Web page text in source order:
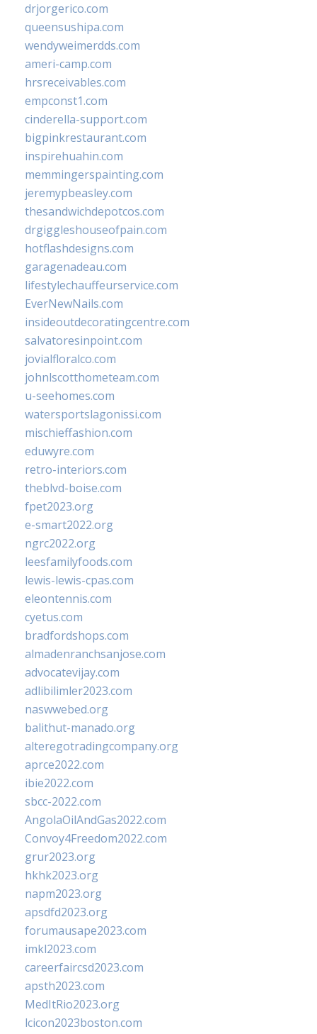
drjorgerico.com
queensushipa.com
wendyweimerdds.com
ameri-camp.com
hrsreceivables.com
empconst1.com
cinderella-support.com
bigpinkrestaurant.com
inspirehuahin.com
memmingerspainting.com
jeremypbeasley.com
thesandwichdepotcos.com
drgiggleshouseofpain.com
hotflashdesigns.com
garagenadeau.com
lifestylechauffeurservice.com
EverNewNails.com
insideoutdecoratingcentre.com
salvatoresinpoint.com
jovialfloralco.com
johnlscotthometeam.com
u-seehomes.com
watersportslagonissi.com
mischieffashion.com
eduwyre.com
retro-interiors.com
theblvd-boise.com
fpet2023.org
e-smart2022.org
ngrc2022.org
leesfamilyfoods.com
lewis-lewis-cpas.com
eleontennis.com
cyetus.com
bradfordshops.com
almadenranchsanjose.com
advocatevijay.com
adlibilimler2023.com
naswwebed.org
balithut-manado.org
alteregotradingcompany.org
aprce2022.com
ibie2022.com
sbcc-2022.com
AngolaOilAndGas2022.com
Convoy4Freedom2022.com
grur2023.org
hkhk2023.org
napm2023.org
apsdfd2023.org
forumausape2023.com
imkl2023.com
careerfaircsd2023.com
apsth2023.com
MedItRio2023.org
lcicon2023boston.com